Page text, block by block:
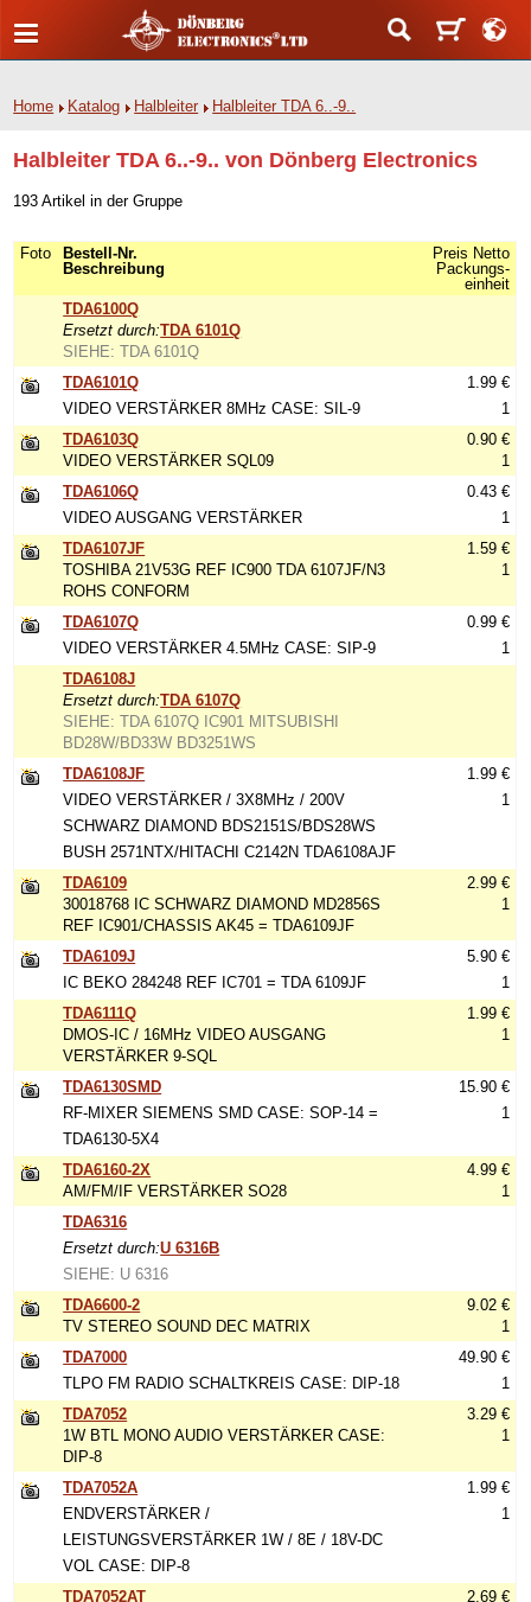
Home Katalog Halbleiter Halbleiter TDA 6..-9..
Halbleiter TDA 6..-9.. von Dönberg Electronics
193 Artikel in der Gruppe
Foto
Bestell-Nr.
Beschreibung
Preis Netto
Packungs-
einheit
TDA6100Q
Ersetzt durch:TDA 6101Q
SIEHE: TDA 6101Q
TDA6101Q
VIDEO VERSTÄRKER 8MHz CASE: SIL-9
1.99 €
1
TDA6103Q
VIDEO VERSTÄRKER SQL09
0.90 €
1
TDA6106Q
VIDEO AUSGANG VERSTÄRKER
0.43 €
1
TDA6107JF
TOSHIBA 21V53G REF IC900 TDA 6107JF/N3
ROHS CONFORM
1.59 €
1
TDA6107Q
VIDEO VERSTÄRKER 4.5MHz CASE: SIP-9
0.99 €
1
TDA6108J
Ersetzt durch:TDA 6107Q
SIEHE: TDA 6107Q IC901 MITSUBISHI
BD28W/BD33W BD3251WS
TDA6108JF
VIDEO VERSTÄRKER / 3X8MHz / 200V
SCHWARZ DIAMOND BDS2151S/BDS28WS
BUSH 2571NTX/HITACHI C2142N TDA6108AJF
1.99 €
1
TDA6109
30018768 IC SCHWARZ DIAMOND MD2856S
REF IC901/CHASSIS AK45 = TDA6109JF
2.99 €
1
TDA6109J
IC BEKO 284248 REF IC701 = TDA 6109JF
5.90 €
1
TDA6111Q
DMOS-IC / 16MHz VIDEO AUSGANG
VERSTÄRKER 9-SQL
1.99 €
1
TDA6130SMD
RF-MIXER SIEMENS SMD CASE: SOP-14 =
TDA6130-5X4
15.90 €
1
TDA6160-2X
AM/FM/IF VERSTÄRKER SO28
4.99 €
1
TDA6316
Ersetzt durch:U 6316B
SIEHE: U 6316
TDA6600-2
TV STEREO SOUND DEC MATRIX
9.02 €
1
TDA7000
TLPO FM RADIO SCHALTKREIS CASE: DIP-18
49.90 €
1
TDA7052
1W BTL MONO AUDIO VERSTÄRKER CASE:
DIP-8
3.29 €
1
TDA7052A
ENDVERSTÄRKER /
LEISTUNGSVERSTÄRKER 1W / 8E / 18V-DC
VOL CASE: DIP-8
1.99 €
1
TDA7052AT
2.69 €